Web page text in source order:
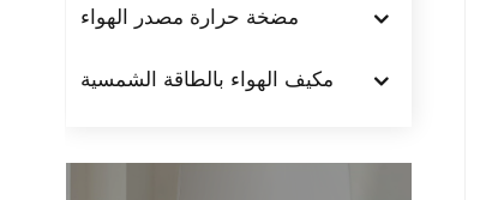
مضخة حرارة مصدر الهواء
مكيف الهواء بالطاقة الشمسية